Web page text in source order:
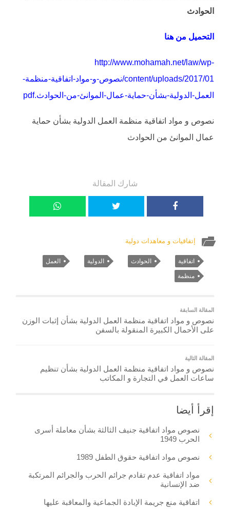
الحوادث
التحميل من هنا
http://www.mohamah.net/law/wp-
content/uploads/2017/01/نصوص-و-مواد-اتفاقية-منظمة-
العمل-الدولية-بشأن-حماية-عمال-الموانئ-من-الحوادث.pdf
نصوص و مواد اتفاقية منظمة العمل الدولية بشأن حماية
عمال الموانئ من الحوادث
شارك المقالة
إتفاقيات و معاهدات دولية
اتفاقية الحوادث الدولية العمل
منظمة
المقالة السابقة
نصوص و مواد اتفاقية منظمة العمل الدولية بشأن إثبات الوزن
على الأحمال الكبيرة المنقولة بالسفن
المقالة التالية
نصوص و مواد اتفاقية منظمة العمل الدولية بشأن تنظيم
ساعات العمل في التجارة و المكاتب
إقرأ أيضا
نصوص مواد اتفاقية جنيف الثالثة بشأن معاملة أسرى
الحرب 1949
نصوص مواد اتفاقية حقوق الطفل 1989
مواد اتفاقية عدم تقادم جرائم الحرب والجرائم المرتكبة
ضد الإنسانية
اتفاقية منع جريمة الإبادة الجماعية والمعاقبة عليها